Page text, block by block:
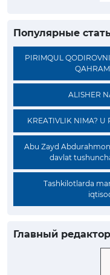
Популярные
PIRIMQUL
ALISHER
KREATIVLIK NIMA? U
Abu Zayd
davlat
Tashkilotlarda
Главный редактор